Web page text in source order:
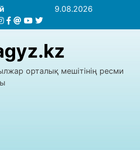
9.08.2026
орталық мешітінің ресми